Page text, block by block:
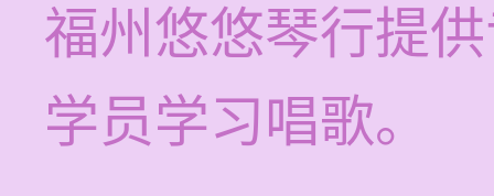
福州悠悠琴行提
学员学习唱歌。